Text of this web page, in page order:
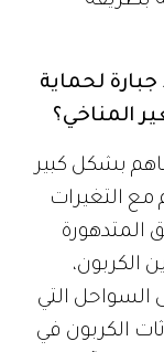
لحماية
المناخي؟
بشكل كبير
مع التغيرات
المتدهورة
الكربون،
السواحل التي
الكربون في